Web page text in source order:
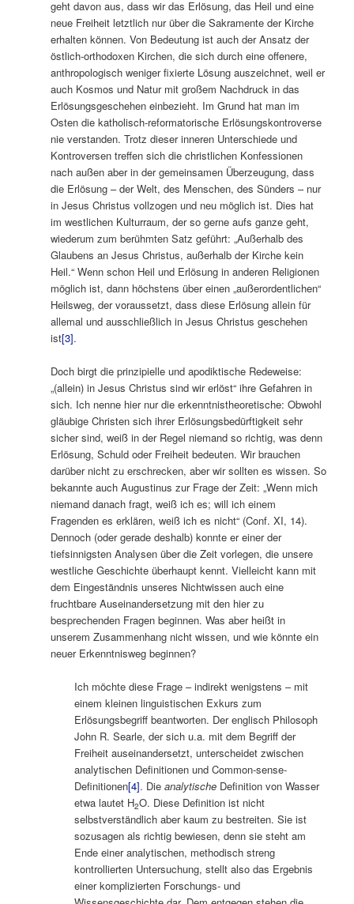
geht davon aus, dass wir das Erlösung, das Heil und eine
neue Freiheit letztlich nur über die Sakramente der Kirche
erhalten können. Von Bedeutung ist auch der Ansatz der
östlich-orthodoxen Kirchen, die sich durch eine offenere,
anthropologisch weniger fixierte Lösung auszeichnet, weil er
auch Kosmos und Natur mit großem Nachdruck in das
Erlösungsgeschehen einbezieht. Im Grund hat man im
Osten die katholisch-reformatorische Erlösungskontroverse
nie verstanden. Trotz dieser inneren Unterschiede und
Kontroversen treffen sich die christlichen Konfessionen
nach außen aber in der gemeinsamen Überzeugung, dass
die Erlösung – der Welt, des Menschen, des Sünders – nur
in Jesus Christus vollzogen und neu möglich ist. Dies hat
im westlichen Kulturraum, der so gerne aufs ganze geht,
wiederum zum berühmten Satz geführt: „Außerhalb des
Glaubens an Jesus Christus, außerhalb der Kirche kein
Heil.“ Wenn schon Heil und Erlösung in anderen Religionen
möglich ist, dann höchstens über einen „außerordentlichen“
Heilsweg, der voraussetzt, dass diese Erlösung allein für
allemal und ausschließlich in Jesus Christus geschehen
ist[3].
Doch birgt die prinzipielle und apodiktische Redeweise:
„(allein) in Jesus Christus sind wir erlöst“ ihre Gefahren in
sich. Ich nenne hier nur die erkenntnistheoretische: Obwohl
gläubige Christen sich ihrer Erlösungsbedürftigkeit sehr
sicher sind, weiß in der Regel niemand so richtig, was denn
Erlösung, Schuld oder Freiheit bedeuten. Wir brauchen
darüber nicht zu erschrecken, aber wir sollten es wissen. So
bekannte auch Augustinus zur Frage der Zeit: „Wenn mich
niemand danach fragt, weiß ich es; will ich einem
Fragenden es erklären, weiß ich es nicht“ (Conf. XI, 14).
Dennoch (oder gerade deshalb) konnte er einer der
tiefsinnigsten Analysen über die Zeit vorlegen, die unsere
westliche Geschichte überhaupt kennt. Vielleicht kann mit
dem Eingeständnis unseres Nichtwissen auch eine
fruchtbare Auseinandersetzung mit den hier zu
besprechenden Fragen beginnen. Was aber heißt in
unserem Zusammenhang nicht wissen, und wie könnte ein
neuer Erkenntnisweg beginnen?
Ich möchte diese Frage – indirekt wenigstens – mit
einem kleinen linguistischen Exkurs zum
Erlösungsbegriff beantworten. Der englisch Philosoph
John R. Searle, der sich u.a. mit dem Begriff der
Freiheit auseinandersetzt, unterscheidet zwischen
analytischen Definitionen und Common-sense-
Definitionen[4]. Dieanalytische Definition von Wasser
etwa lautet H2O. Diese Definition ist nicht
selbstverständlich aber kaum zu bestreiten. Sie ist
sozusagen als richtig bewiesen, denn sie steht am
Ende einer analytischen, methodisch streng
kontrollierten Untersuchung, stellt also das Ergebnis
einer komplizierten Forschungs- und